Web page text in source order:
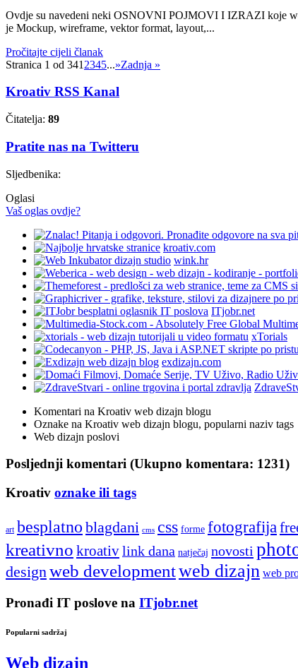
Ovdje su navedeni neki OSNOVNI POJMOVI I IZRAZI koje
je Mockup, wireframe, vektor format, layout,...
Pročitajte cijeli članak
Stranica 1 od 341 2345...»Zadnja »
Kroativ RSS Kanal
Čitatelja: 89
Pratite nas na Twitteru
Sljedbenika:
Oglasi
Vaš oglas ovdje?
kroativ.com
wink.hr
ITjobr.net
xTorials
exdizajn.com
Komentari na Kroativ web dizajn blogu
Oznake na Kroativ web dizajn blogu, popularni naziv tags
Web dizajn poslovi
Posljednji komentari (Ukupno komentara: 1231)
Kroativ oznake ili tags
art besplatno blagdani cms css forme fotografija
kreativno kroativlink dana natječaj novosti
design web developmentweb dizajn web
Pronađi IT poslove na ITjobr.net
Popularni sadržaj
Web dizajn